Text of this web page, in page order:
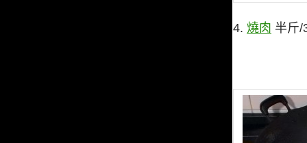
4. 燒肉 半斤